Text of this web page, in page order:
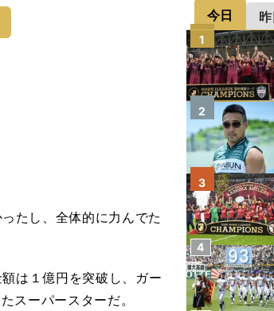
たし、全体的に力んでた
は１億円を突破し、ガー
スーパースターだ。
今日 昨
1
2
3
4